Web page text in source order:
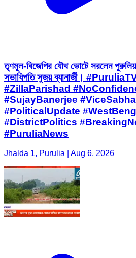
তৃণমূল-বিজেপির যৌথ ভোটে সরলেন
সভাধিপতি সুজয় ব্যানার্জী।
#ZillaParishad
#SujayBanerjee
#PoliticalUpdate
#DistrictPolitics
#PuruliaNews
Jhalda 1, Purulia | Aug 6, 2026